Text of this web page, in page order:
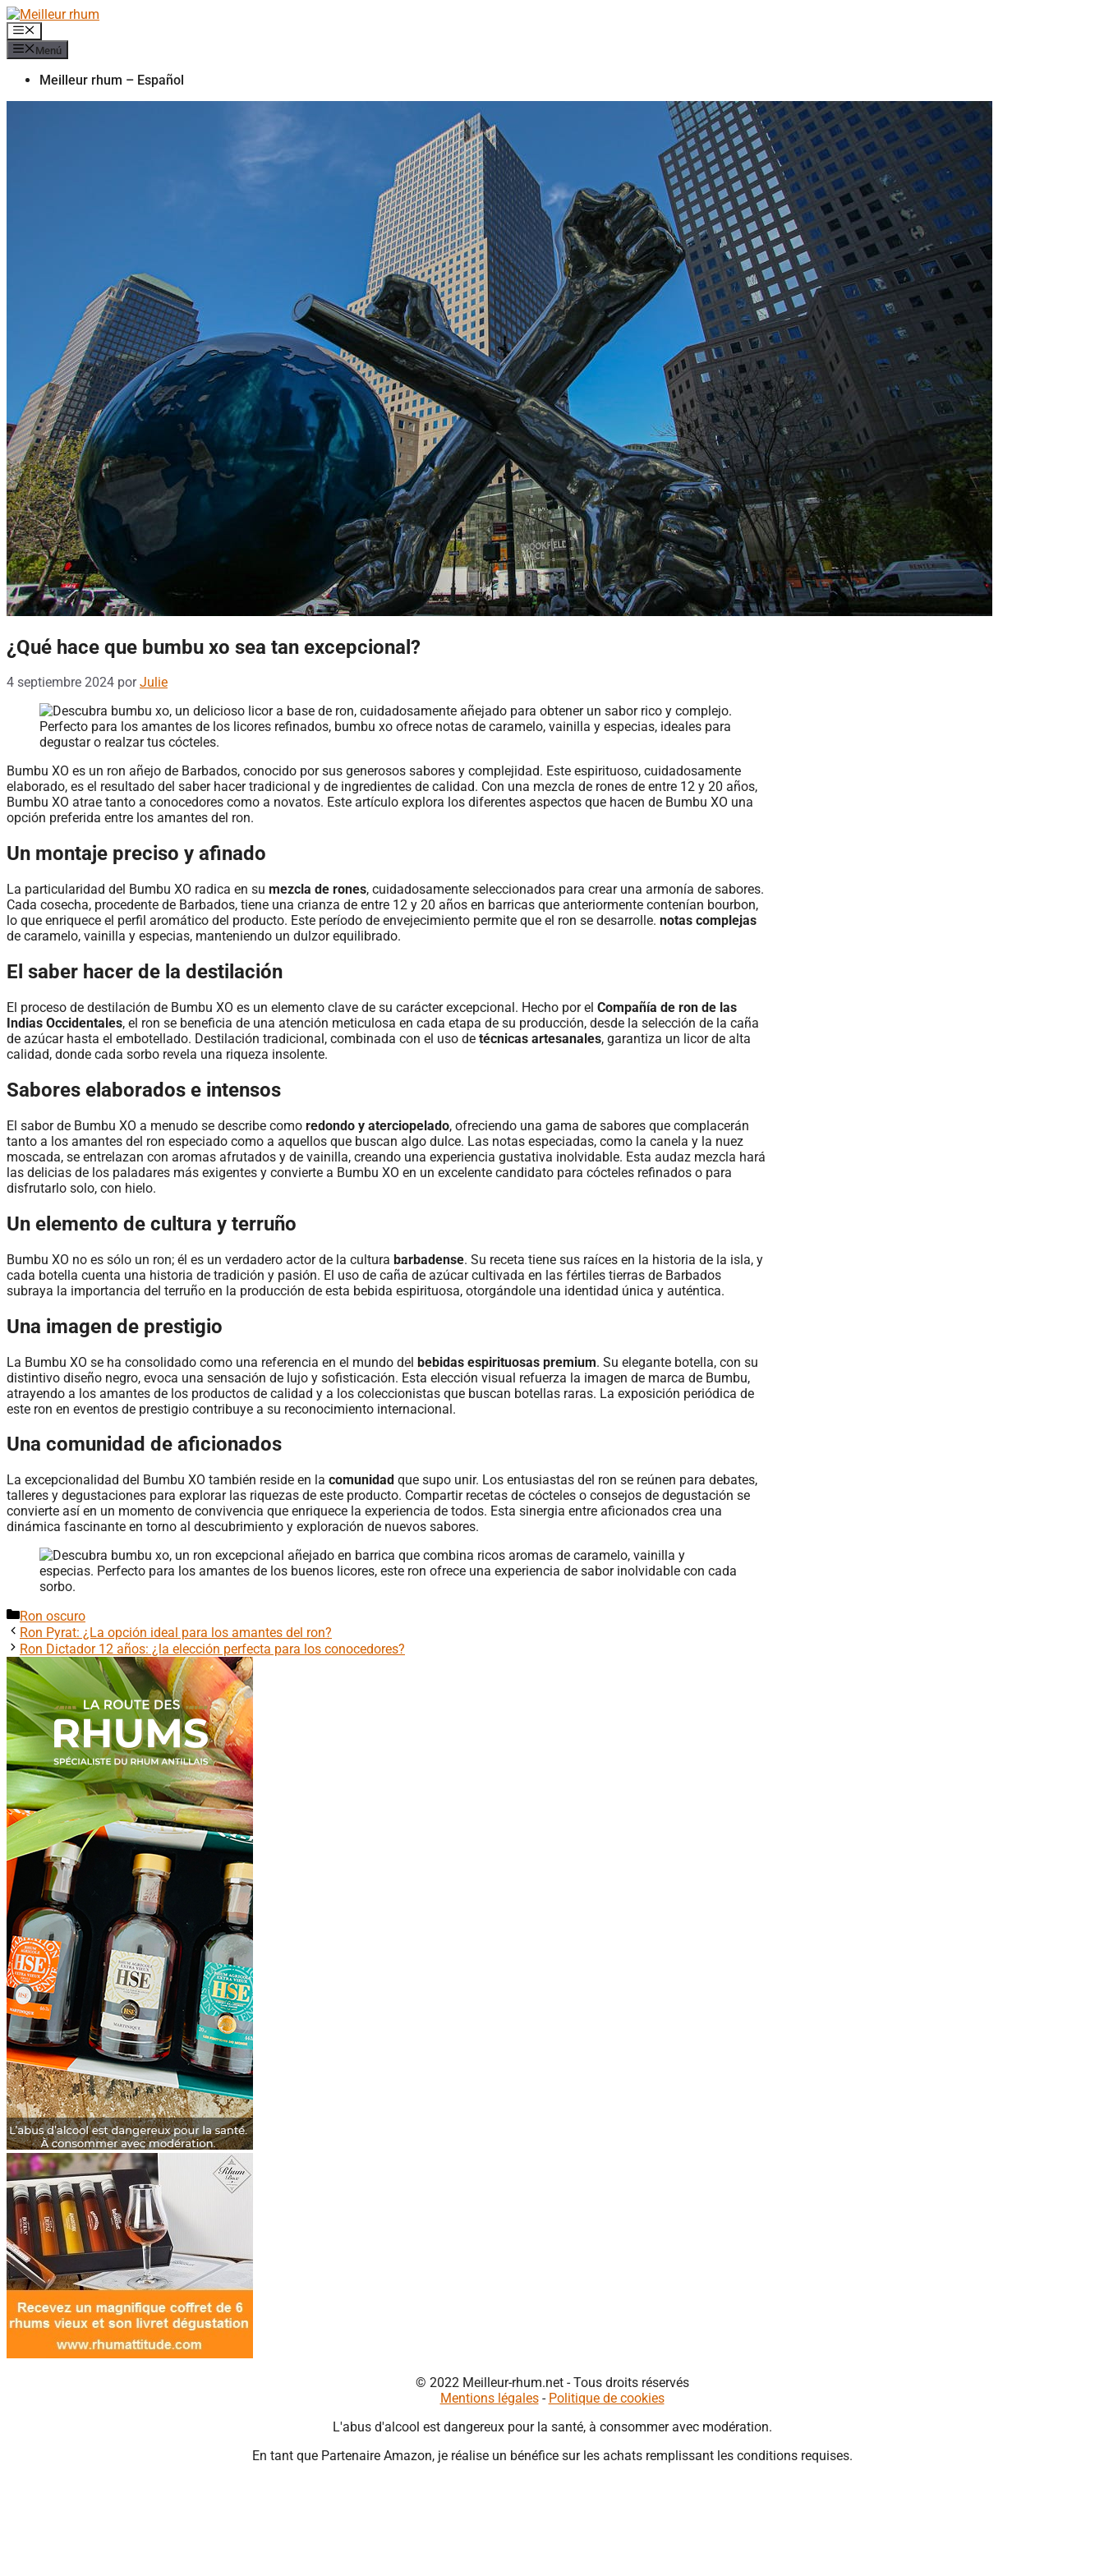
Saltar
al
contenido
Menú
Menú
Meilleur rhum – Español
¿Qué hace que bumbu xo sea tan excepcional?
4 septiembre 2024 porJulie
Bumbu XO es un ron añejo de Barbados, conocido por sus generosos sabores y complejidad. Este espirituoso, cuidadosamente
elaborado, es el resultado del saber hacer tradicional y de ingredientes de calidad. Con una mezcla de rones de entre 12 y 20 años,
Bumbu XO atrae tanto a conocedores como a novatos. Este artículo explora los diferentes aspectos que hacen de Bumbu XO una
opción preferida entre los amantes del ron.
Un montaje preciso y afinado
La particularidad del Bumbu XO radica en su mezcla de rones, cuidadosamente seleccionados para crear una armonía de sabores.
Cada cosecha, procedente de Barbados, tiene una crianza de entre 12 y 20 años en barricas que anteriormente contenían bourbon,
lo que enriquece el perfil aromático del producto. Este período de envejecimiento permite que el ron se desarrolle. notas complejas
de caramelo, vainilla y especias, manteniendo un dulzor equilibrado.
El saber hacer de la destilación
El proceso de destilación de Bumbu XO es un elemento clave de su carácter excepcional. Hecho por el Compañía de ron de las
Indias Occidentales, el ron se beneficia de una atención meticulosa en cada etapa de su producción, desde la selección de la caña
de azúcar hasta el embotellado. Destilación tradicional, combinada con el uso de técnicas artesanales, garantiza un licor de alta
calidad, donde cada sorbo revela una riqueza insolente.
Sabores elaborados e intensos
El sabor de Bumbu XO a menudo se describe como redondo y aterciopelado, ofreciendo una gama de sabores que complacerán
tanto a los amantes del ron especiado como a aquellos que buscan algo dulce. Las notas especiadas, como la canela y la nuez
moscada, se entrelazan con aromas afrutados y de vainilla, creando una experiencia gustativa inolvidable. Esta audaz mezcla hará
las delicias de los paladares más exigentes y convierte a Bumbu XO en un excelente candidato para cócteles refinados o para
disfrutarlo solo, con hielo.
Un elemento de cultura y terruño
Bumbu XO no es sólo un ron; él es un verdadero actor de la cultura barbadense. Su receta tiene sus raíces en la historia de la isla, y
cada botella cuenta una historia de tradición y pasión. El uso de caña de azúcar cultivada en las fértiles tierras de Barbados
subraya la importancia del terruño en la producción de esta bebida espirituosa, otorgándole una identidad única y auténtica.
Una imagen de prestigio
La Bumbu XO se ha consolidado como una referencia en el mundo del bebidas espirituosas premium. Su elegante botella, con su
distintivo diseño negro, evoca una sensación de lujo y sofisticación. Esta elección visual refuerza la imagen de marca de Bumbu,
atrayendo a los amantes de los productos de calidad y a los coleccionistas que buscan botellas raras. La exposición periódica de
este ron en eventos de prestigio contribuye a su reconocimiento internacional.
Una comunidad de aficionados
La excepcionalidad del Bumbu XO también reside en la comunidad que supo unir. Los entusiastas del ron se reúnen para debates,
talleres y degustaciones para explorar las riquezas de este producto. Compartir recetas de cócteles o consejos de degustación se
convierte así en un momento de convivencia que enriquece la experiencia de todos. Esta sinergia entre aficionados crea una
dinámica fascinante en torno al descubrimiento y exploración de nuevos sabores.
Categorías
Ron oscuro
Ron Pyrat: ¿La opción ideal para los amantes del ron?
Ron Dictador 12 años: ¿la elección perfecta para los conocedores?
© 2022 Meilleur-rhum.net - Tous droits réservés
Mentions légales- Politique de cookies
L'abus d'alcool est dangereux pour la santé, à consommer avec modération.
En tant que Partenaire Amazon, je réalise un bénéfice sur les achats remplissant les conditions requises.